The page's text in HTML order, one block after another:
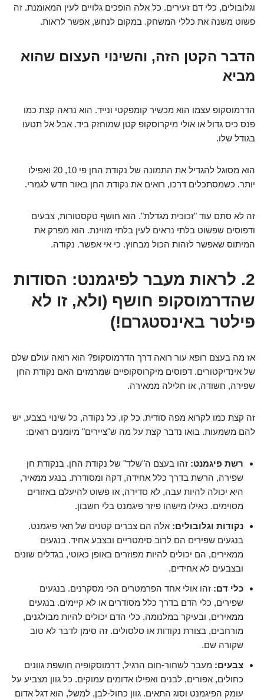
וגלובולים, כלי דם זעירים. כל אלה הופכים גלויים לעין המאומנת. זה
פשוט משנה את כללי המשחק. במקום לנחש, אפשר לראות.
הדבר הקטן הזה, והשינוי העצום שהוא
מביא
הדרמוסקופ עצמו הוא מכשיר קומפקטי ונייד. הוא נראה קצת כמו
פנס כיס גדול או אולי מיקרוסקופ קטן שמוחזק ביד. אבל אל תטעו
בגודל שלו.
הוא מסוגל להגדיל את התמונה של נקודת החן פי 10, 20 ואפילו
יותר. כשמסתכלים דרכו, רואים את נקודת החן באור חדש לגמרי.
זה לא סתם עוד "זכוכית מגדלת". הוא חושף טקסטורות, צבעים
ודפוסים שפשוט בלתי נראים לעין בלתי מזוינת. הוא מפרק את
המיתוס שאפשר לזהות הכול מבחוץ. כי אי אפשר. נקודה.
2. לראות מעבר לפיגמנט: הסודות
שהדרמוסקופ חושף (ולא, זו לא
פילטר באינסטגרם!)
אז מה בעצם רופא עור רואה דרך הדרמוסקופ? הוא רואה עולם שלם
של אינדיקטורים. דפוסים מיקרוסקופיים שמרמזים האם נקודת החן
שפירה, חשודה, או חלילה ממאירה.
זה קצת כמו לקרוא מפה סודית. כל קו, כל נקודה, כל שינוי בצבע, יש
להם משמעות. בואו נדבר קצת על מה ש"ציירים" מיומנים רואים:
רשת פיגמנט: זהו בעצם ה"שלד" של נקודת החן. בנקודת חן
שפירה, הרשת בדרך כלל אחידה, דקה ומסודרת. בנגע ממאיר,
היא יכולה להיות עבה, לא סדירה, או פשוט להיעלם באזורים
מסוימים. כאילו מישהו פיזר פיגמנט בלי חשבון.
נקודות וגלובולים: אלה הם צברים קטנים של תאי פיגמנט.
בנגעים שפירים הם לרוב סימטריים ובצבע אחיד. בנגעים
ממאירים, הם יכולים להיות מפוזרים באופן כאוטי, בגדלים שונים
ובצבעים לא אחידים.
כלי דם: זהו אולי אחד הפרמטרים הכי מסקרנים. בנגעים
שפירים, כלי הדם בדרך כלל מסודרים או לא קיימים. בנגעים
ממאירים, ובעיקר במלנומה, כלי הדם יכולים להיות מבולגנים,
מורחבים, בצורת נקודות או סלסולים. זה סימן לדבר לא טוב
שקורה שם.
צבעים: מעבר לשחור-חום הרגיל, דרמוסקופיה חושפת גוונים
כחולים, אפורים, לבנים ואפילו אדומים עמוקים. כל גוון מצביע על
עומק הפיגמנט וסוג התאים. גוון כחול-לבן, למשל, הוא דגל אדום